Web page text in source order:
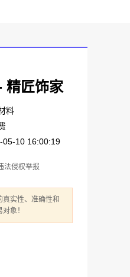
精匠饰家
料
05-10 16:00:19
法侵权举报
实性、准确性和
象！